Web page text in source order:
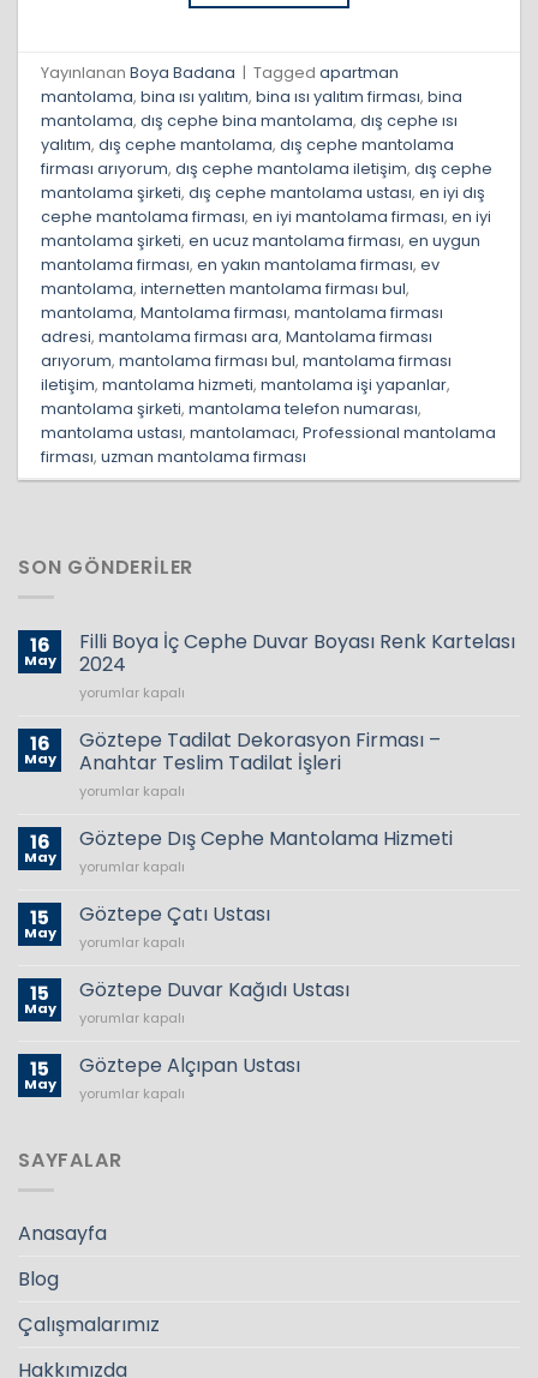
YayınlananBoya Badana | Taggedapartman
mantolama,bina ısı yalıtım,bina ısı yalıtım firması,bina
mantolama,dış cephe bina mantolama,dış cephe ısı
yalıtım,dış cephe mantolama,dış cephe mantolama
firması arıyorum,dış cephe mantolama iletişim,dış cephe
mantolama şirketi,dış cephe mantolama ustası,en iyi dış
cephe mantolama firması,en iyi mantolama firması,en iyi
mantolama şirketi,en ucuz mantolama firması,en uygun
mantolama firması,en yakın mantolama firması,ev
mantolama,internetten mantolama firması bul,
mantolama,Mantolama firması,mantolama firması
adresi,mantolama firması ara,Mantolama firması
arıyorum,mantolama firması bul,mantolama firması
iletişim,mantolama hizmeti,mantolama işi yapanlar,
mantolama şirketi,mantolama telefon numarası,
mantolama ustası,mantolamacı,Professional mantolama
firması,uzman mantolama firması
SON GÖNDERILER
16
May
Filli Boya İç Cephe Duvar Boyası Renk Kartelası
2024
Filli
İç
Cephe
Duvar
Boyası
Kartelası
için
yorumlar kapalı
16
May
Göztepe Tadilat Dekorasyon Firması –
Anahtar Teslim Tadilat İşleri
Göztepe
Dekorasyon
Firması
–
Teslim
İşleri
yorumlar kapalı
16
May
Göztepe Dış Cephe Mantolama Hizmeti
Göztepe
Cephe
Mantolama
Hizmeti
yorumlar kapalı
15
May
Göztepe Çatı Ustası
Göztepe
Ustası
için
yorumlar kapalı
15
May
Göztepe Duvar Kağıdı Ustası
Göztepe
Kağıdı
Ustası
için
yorumlar kapalı
15
May
Göztepe Alçıpan Ustası
Göztepe
için
yorumlar kapalı
SAYFALAR
Anasayfa
Blog
Çalışmalarımız
Hakkımızda